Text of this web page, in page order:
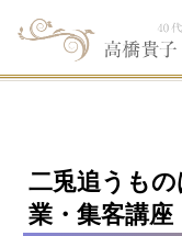
二兎追うも
業・集客講座